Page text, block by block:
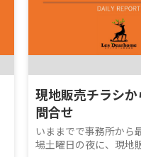
現地販売チラシ
問合せ
いままでで事務所から
場土曜日の夜に、現地